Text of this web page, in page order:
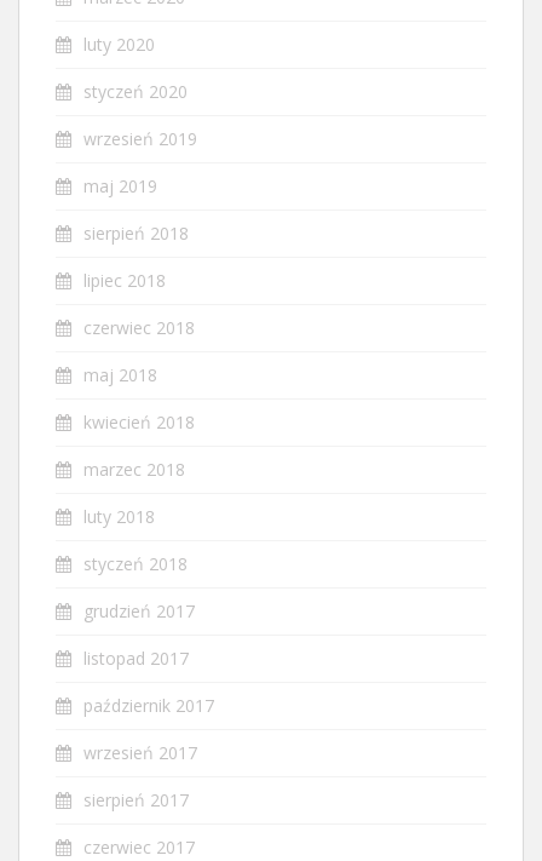
luty 2020
styczeń 2020
wrzesień 2019
maj 2019
sierpień 2018
lipiec 2018
czerwiec 2018
maj 2018
kwiecień 2018
marzec 2018
luty 2018
styczeń 2018
grudzień 2017
listopad 2017
październik 2017
wrzesień 2017
sierpień 2017
czerwiec 2017